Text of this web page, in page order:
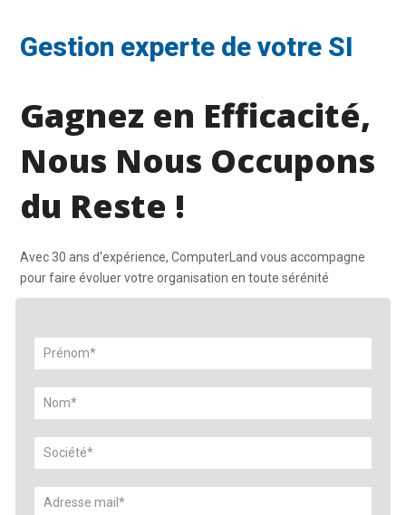
Gestion experte de votre SI
Gagnez en Efficacité,
Nous Nous Occupons
du Reste !
Avec 30 ans d'expérience, ComputerLand vous accompagne
pour faire évoluer votre organisation en toute sérénité